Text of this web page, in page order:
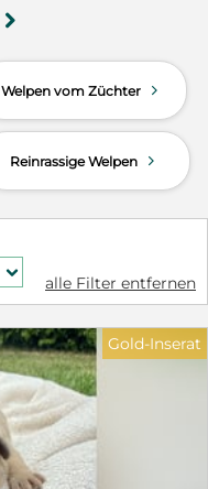
h
Welpen vom Züchter d
Reinrassige Welpen d
f
alle Filter entfernen
Gold-Inserat